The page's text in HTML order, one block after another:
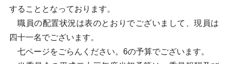
することとなっております。
職員の配置状況は表のとおりでございまして、現員は
四十一名でございます。
七ページをごらんください。6の予算でございます。